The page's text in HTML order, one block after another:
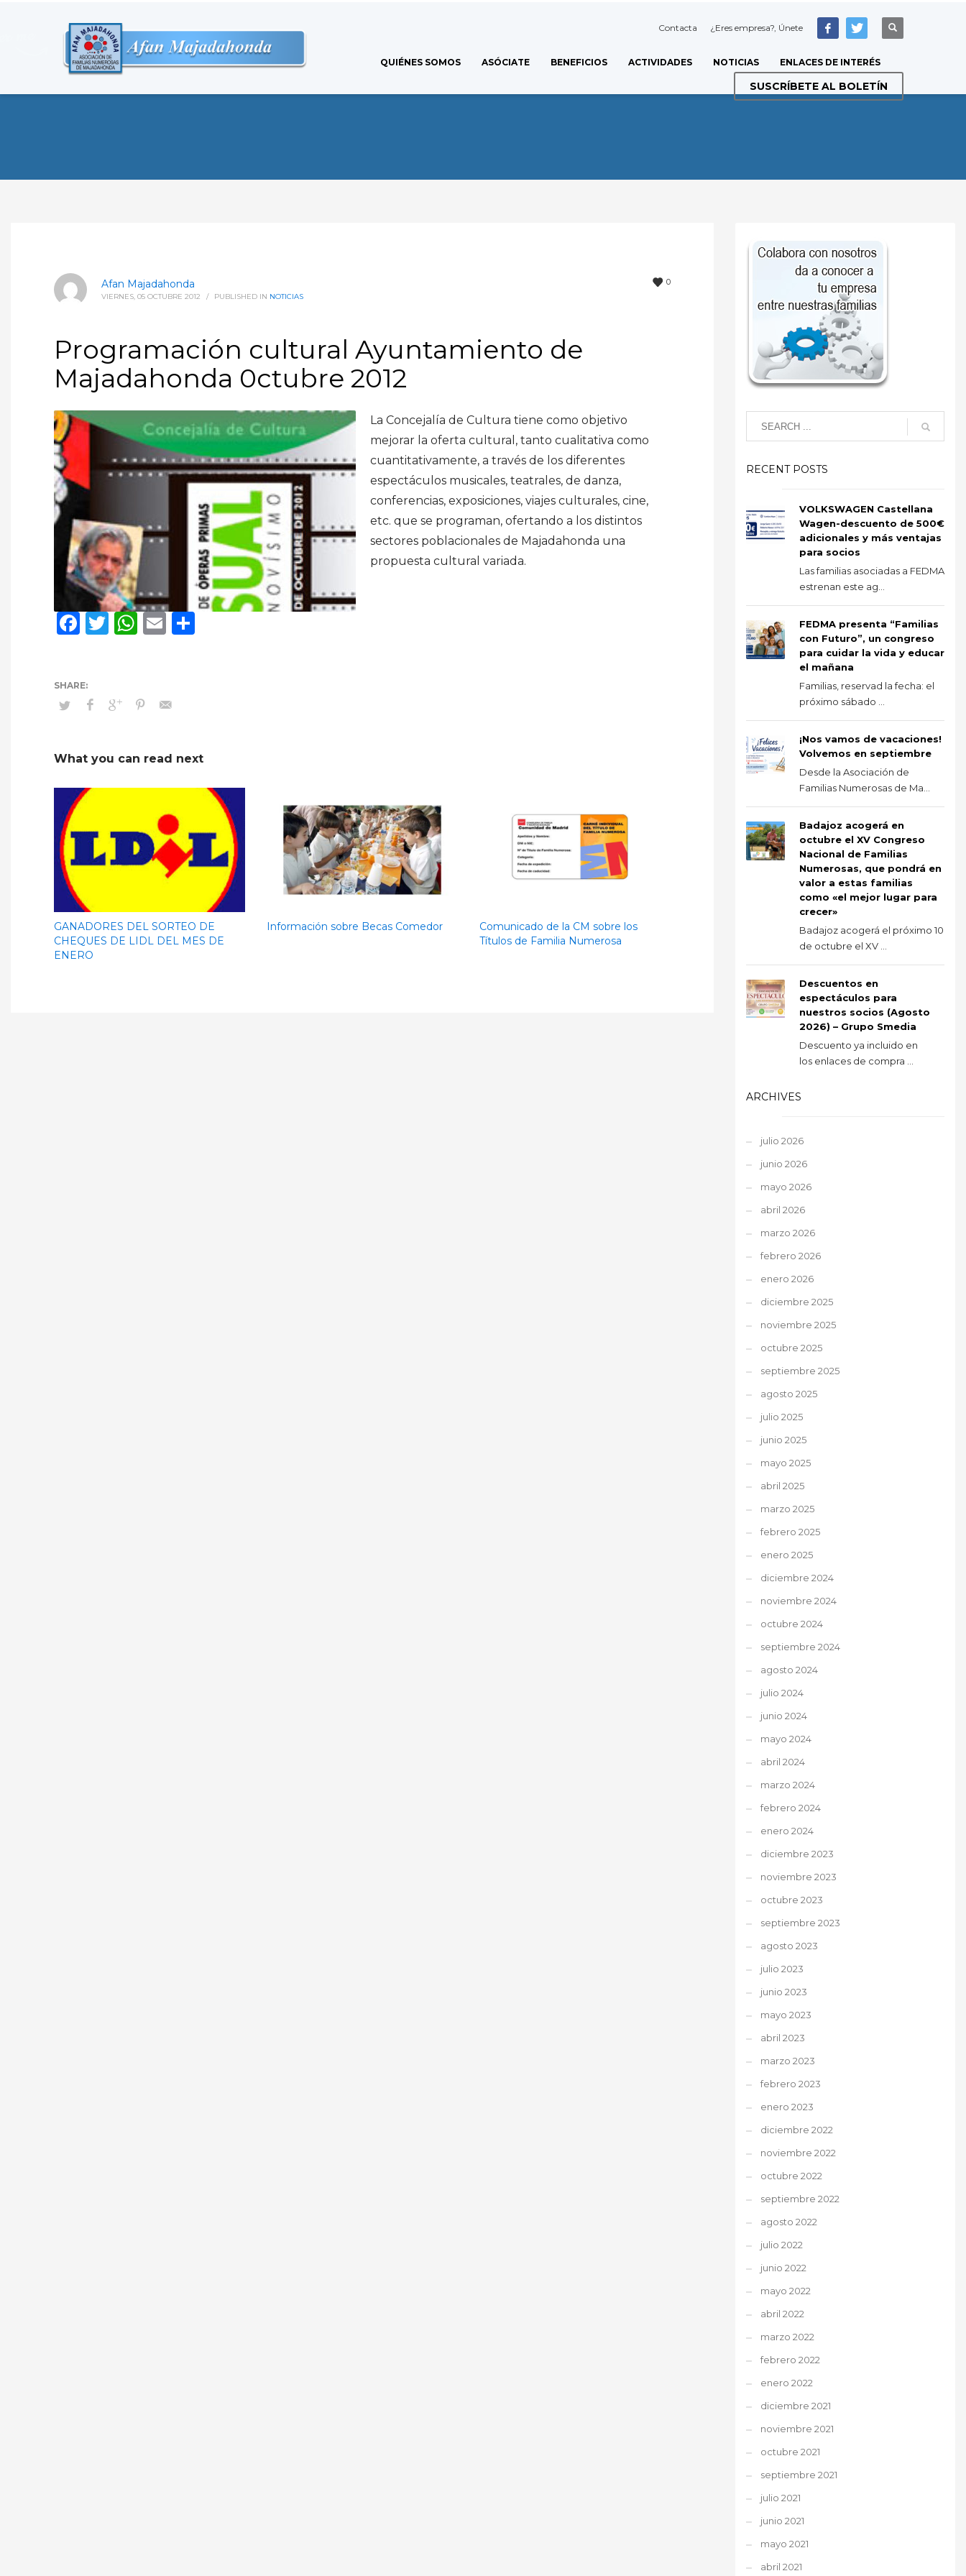
Contacta ¿Eres empresa?, Únete
QUIÉNES SOMOS ASÓCIATE BENEFICIOS ACTIVIDADES NOTICIAS ENLACES DE INTERÉS
SUSCRÍBETE AL BOLETÍN
0
Afan Majadahonda
VIERNES, 05 OCTUBRE 2012 / PUBLISHED IN NOTICIAS
Programación cultural Ayuntamiento de
Majadahonda 0ctubre 2012
La Concejalía de Cultura tiene como objetivo
mejorar la oferta cultural, tanto cualitativa como
cuantitativamente, a través de los diferentes
espectáculos musicales, teatrales, de danza,
conferencias, exposiciones, viajes culturales, cine,
etc. que se programan, ofertando a los distintos
sectores poblacionales de Majadahonda una
propuesta cultural variada.
Facebook
Twitter
WhatsApp
Email
What you can read next
GANADORES DEL SORTEO DE
CHEQUES DE LIDL DEL MES DE
ENERO
Información sobre Becas Comedor
Comunicado de la CM sobre los
Títulos de Familia Numerosa
RECENT POSTS
VOLKSWAGEN Castellana
Wagen-descuento de 500€
adicionales y más ventajas
para socios
Las familias asociadas a FEDMA
estrenan este ag...
FEDMA presenta “Familias
con Futuro”, un congreso
para cuidar la vida y educar
el mañana
Familias, reservad la fecha: el
próximo sábado ...
¡Nos vamos de vacaciones!
Volvemos en septiembre
Desde la Asociación de
Familias Numerosas de Ma...
Badajoz acogerá en
octubre el XV Congreso
Nacional de Familias
Numerosas, que pondrá en
valor a estas familias
como «el mejor lugar para
crecer»
Badajoz acogerá el próximo 10
de octubre el XV ...
Descuentos en
espectáculos para
nuestros socios (Agosto
2026) – Grupo Smedia
Descuento ya incluido en
los enlaces de compra ...
ARCHIVES
julio 2026
junio 2026
mayo 2026
abril 2026
marzo 2026
febrero 2026
enero 2026
diciembre 2025
noviembre 2025
octubre 2025
septiembre 2025
agosto 2025
julio 2025
junio 2025
mayo 2025
abril 2025
marzo 2025
febrero 2025
enero 2025
diciembre 2024
noviembre 2024
octubre 2024
septiembre 2024
agosto 2024
julio 2024
junio 2024
mayo 2024
abril 2024
marzo 2024
febrero 2024
enero 2024
diciembre 2023
noviembre 2023
octubre 2023
septiembre 2023
agosto 2023
julio 2023
junio 2023
mayo 2023
abril 2023
marzo 2023
febrero 2023
enero 2023
diciembre 2022
noviembre 2022
octubre 2022
septiembre 2022
agosto 2022
julio 2022
junio 2022
mayo 2022
abril 2022
marzo 2022
febrero 2022
enero 2022
diciembre 2021
noviembre 2021
octubre 2021
septiembre 2021
julio 2021
junio 2021
mayo 2021
abril 2021